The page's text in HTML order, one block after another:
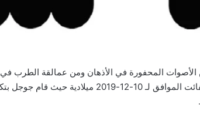
المحفورة في الأذهان ومن عمالقة الطرب في
هناك الكثير لم يسمع باسمها حتى اليوم الفائت الموافق لـ 10-